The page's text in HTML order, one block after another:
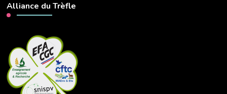
Alliance du Trèfle